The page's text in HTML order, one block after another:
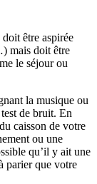
être aspirée
mais doit être
le séjour ou
la musique ou
de bruit. En
caisson de votre
ou une
qu’il y ait une
parier que votre